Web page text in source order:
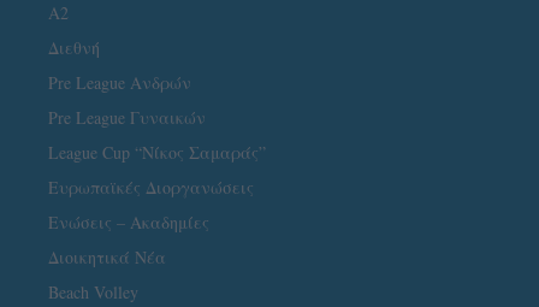
A2
Διεθνή
Pre League Ανδρών
Pre League Γυναικών
League Cup “Νίκος Σαμαράς”
Ευρωπαϊκές Διοργανώσεις
Ενώσεις – Ακαδημίες
Διοικητικά Νέα
Beach Volley